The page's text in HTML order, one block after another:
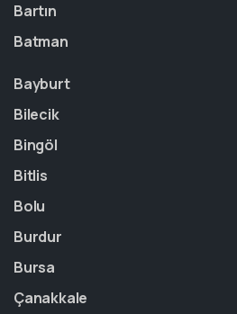
Bartın
Batman
Bayburt
Bilecik
Bingöl
Bitlis
Bolu
Burdur
Bursa
Çanakkale